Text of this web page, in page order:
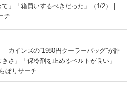
」「箱買いするべきだった」（1/2） |
チ
カインズの“1980円クーラーバッグ”が評
さ」「保冷剤を止めるベルトが良い」
ぼリサーチ